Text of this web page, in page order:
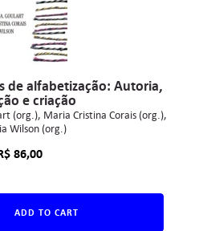
de alfabetização: Autoria,
e criação
(org.) Maria Cristina Corais (org.)
Wilson (org.)
86,00
ADD TO CART